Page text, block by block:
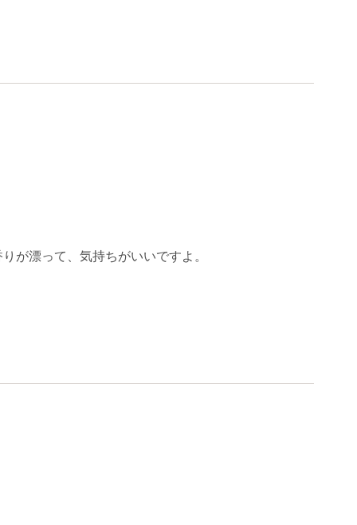
が漂って、気持ちがいいですよ。